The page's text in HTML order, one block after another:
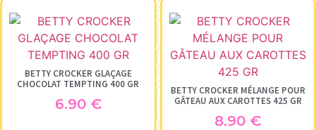
BETTY CROCKER GLAÇAGE
CHOCOLAT TEMPTING 400 GR
6.90 €
BETTY CROCKER MÉLANGE POUR
GÂTEAU AUX CAROTTES 425 GR
8.90 €